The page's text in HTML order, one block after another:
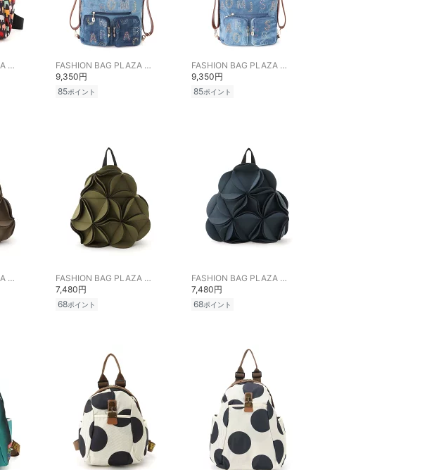
FASHION BAG PLAZA らみー
FASHION BAG PLAZA らみー
9,350円
85ポイント
FASHION BAG PLAZA らみー
9,350円
85ポイント
FASHION BAG PLAZA らみー
FASHION BAG PLAZA らみー
7,480円
68ポイント
FASHION BAG PLAZA らみー
7,480円
68ポイント